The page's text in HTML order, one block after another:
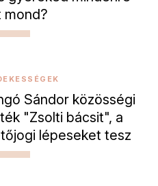
mond?
Sándor közösségi
"Zsolti bácsit", a
lépeseket tesz